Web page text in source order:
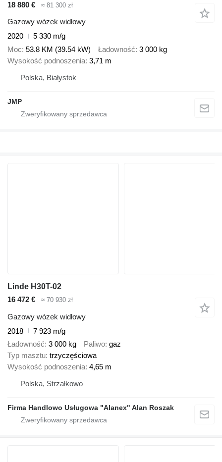
18 880 € ≈ 81 300 zł
Gazowy wózek widłowy
2020
5 330 m/g
Moc 53.8 KM (39.54 kW) Ładowność 3 000 kg
Wysokość podnoszenia 3,71 m
Polska, Białystok
JMP
Linde H30T-02
16 472 €
≈ 70 930 zł
Gazowy wózek widłowy
2018
7 923 m/g
Ładowność 3 000 kg Paliwo gaz
Typ masztu trzyczęściowa
Wysokość podnoszenia 4,65 m
Polska, Strzałkowo
Firma Handlowo Usługowa "Alanex" Alan Roszak